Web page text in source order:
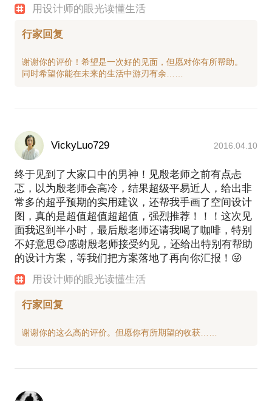
用设计师的眼光读懂生活
行家回复
谢谢你的评价！希望是一次好的见面，但愿对你有所帮助。
VickyLuo729 2016.04.10
终于见到了大家口中的男神！见殷老师之前有点忐
忑，以为殷老师会高冷，结果超级平易近人，给出非
常多的超乎预期的实用建议，还帮我手画了空间设计
图，真的是超值超值超超值，强烈推荐！！！这次见
面我迟到半小时，最后殷老师还请我喝了咖啡，特别
不好意思😊感谢殷老师接受约见，还给出特别有帮助
的设计方案，等我们把方案落地了再向你汇报！😜
用设计师的眼光读懂生活
行家回复